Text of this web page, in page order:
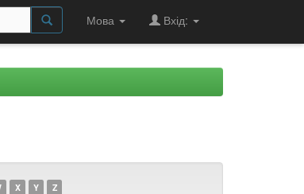
Мова Вхід:
X Y
Z